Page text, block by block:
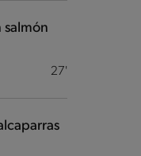
27'
salmón